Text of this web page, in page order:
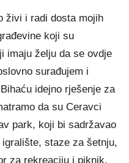
živi i radi dosta mojih
koji su
imaju želju da se ovdje
surađujem i
idejno rješenje za
da su Ceravci
park, koji bi sadržavao
staze za šetnju,
za rekreaciju i piknik.